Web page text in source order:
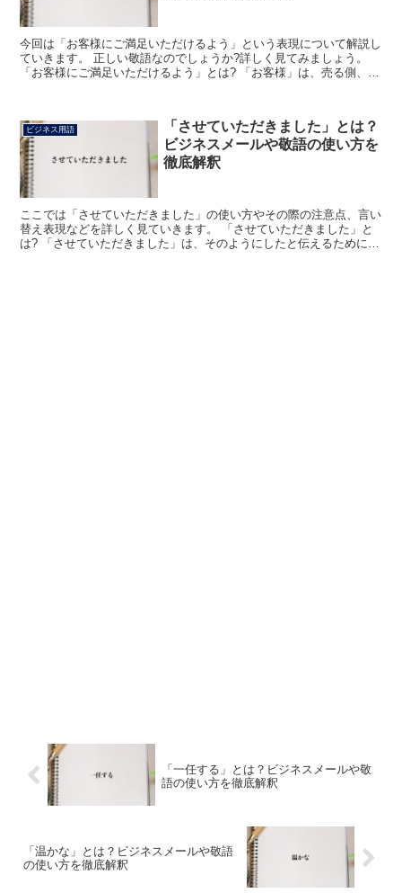
今回は「お客様にご満足いただけるよう」という表現について解説し
ていきます。 正しい敬語なのでしょうか?詳しく見てみましょう。
「お客様にご満足いただけるよう」とは? 「お客様」は、売る側、店
ビジネス用語
「させていただきました」とは？
ビジネスメールや敬語の使い方を
徹底解釈
ここでは「させていただきました」の使い方やその際の注意点、言い
替え表現などを詳しく見ていきます。 「させていただきました」と
は? 「させていただきました」は、そのようにしたと伝えるために用
「一任する」とは？ビジネスメールや敬
語の使い方を徹底解釈
「温かな」とは？ビジネスメールや敬語
の使い方を徹底解釈